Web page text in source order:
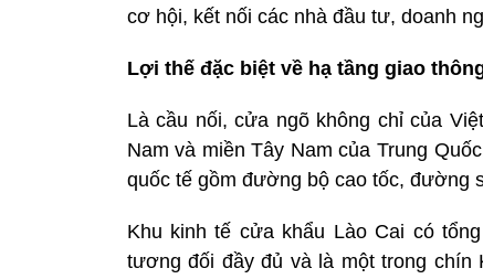
cơ hội, kết nối các nhà đầu tư, doanh
Lợi thế đặc biệt về hạ tầng giao
Là cầu nối, cửa ngõ không chỉ của
Nam và miền Tây Nam của Trung
quốc tế gồm đường bộ cao tốc, đường
Khu kinh tế cửa khẩu Lào Cai có
tương đối đầy đủ và là một trong chín